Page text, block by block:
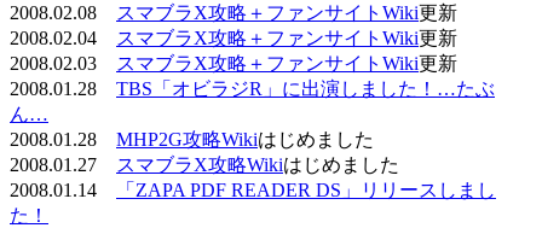
2008.02.08
スマブラX攻略＋ファンサイトWiki更新
2008.02.04
スマブラX攻略＋ファンサイトWiki更新
2008.02.03
スマブラX攻略＋ファンサイトWiki更新
2008.01.28 TBS「オビラジR」に出演しました！…たぶ
ん…
2008.01.28 MHP2G攻略Wikiはじめました
2008.01.27
スマブラX攻略Wikiはじめました
2008.01.14
「ZAPA PDF READER DS」リリースしまし
た！